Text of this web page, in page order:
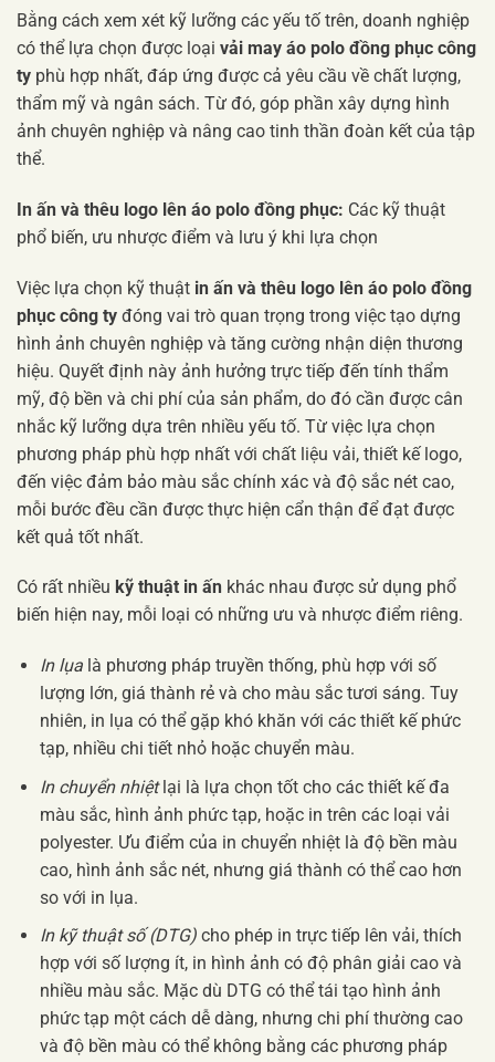
Bằng cách xem xét kỹ lưỡng các yếu tố trên, doanh nghiệp
có thể lựa chọn được loại vải may áo polo đồng phục công
ty phù hợp nhất, đáp ứng được cả yêu cầu về chất lượng,
thẩm mỹ và ngân sách. Từ đó, góp phần xây dựng hình
ảnh chuyên nghiệp và nâng cao tinh thần đoàn kết của tập
thể.
In ấn và thêu logo lên áo polo đồng phục: Các kỹ thuật
phổ biến, ưu nhược điểm và lưu ý khi lựa chọn
Việc lựa chọn kỹ thuật in ấn và thêu logo lên áo polo đồng
phục công ty đóng vai trò quan trọng trong việc tạo dựng
hình ảnh chuyên nghiệp và tăng cường nhận diện thương
hiệu. Quyết định này ảnh hưởng trực tiếp đến tính thẩm
mỹ, độ bền và chi phí của sản phẩm, do đó cần được cân
nhắc kỹ lưỡng dựa trên nhiều yếu tố. Từ việc lựa chọn
phương pháp phù hợp nhất với chất liệu vải, thiết kế logo,
đến việc đảm bảo màu sắc chính xác và độ sắc nét cao,
mỗi bước đều cần được thực hiện cẩn thận để đạt được
kết quả tốt nhất.
Có rất nhiều kỹ thuật in ấn khác nhau được sử dụng phổ
biến hiện nay, mỗi loại có những ưu và nhược điểm riêng.
In lụalà phương pháp truyền thống, phù hợp với số
lượng lớn, giá thành rẻ và cho màu sắc tươi sáng. Tuy
nhiên, in lụa có thể gặp khó khăn với các thiết kế phức
tạp, nhiều chi tiết nhỏ hoặc chuyển màu.
In chuyển nhiệtlại là lựa chọn tốt cho các thiết kế đa
màu sắc, hình ảnh phức tạp, hoặc in trên các loại vải
polyester. Ưu điểm của in chuyển nhiệt là độ bền màu
cao, hình ảnh sắc nét, nhưng giá thành có thể cao hơn
so với in lụa.
In kỹ thuật số (DTG)cho phép in trực tiếp lên vải, thích
hợp với số lượng ít, in hình ảnh có độ phân giải cao và
nhiều màu sắc. Mặc dù DTG có thể tái tạo hình ảnh
phức tạp một cách dễ dàng, nhưng chi phí thường cao
và độ bền màu có thể không bằng các phương pháp